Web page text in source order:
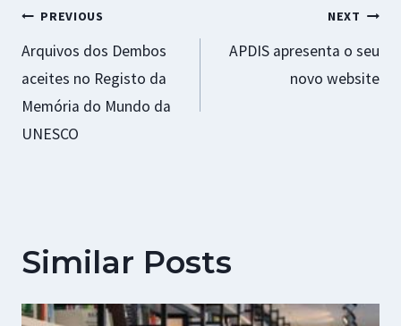
Navegação
de
artigos
PREVIOUS
Arquivos dos Dembos
aceites no Registo da
Memória do Mundo da
UNESCO
NEXT
APDIS apresenta o seu
novo website
Similar Posts